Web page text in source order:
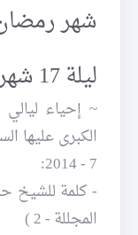
شهر رمضان
ليلة 17 شهر رمضان 1435 هجرية
~ إحياء
7 - 2014:
- كلمة للشيخ
المجللة - 2 )